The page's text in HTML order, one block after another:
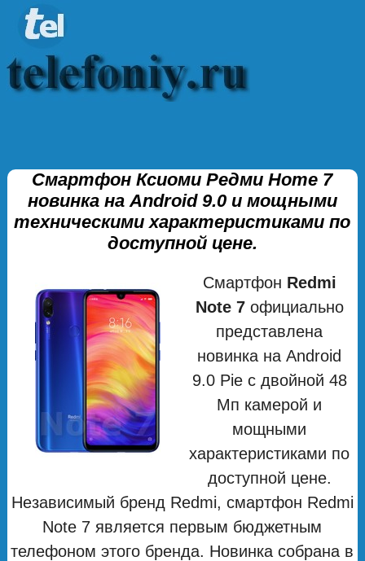
Смартфон Ксиоми Редми Ноте 7
новинка на Android 9.0 и мощными
техническими характеристиками по
доступной цене.
Смартфон Redmi
Note 7официально
представлена
новинка на Android
9.0 Pie с двойной 48
Мп камерой и
мощными
характеристиками по
доступной цене.
Независимый бренд Redmi, смартфон Redmi
Note 7 является первым бюджетным
телефоном этого бренда. Новинка собрана в